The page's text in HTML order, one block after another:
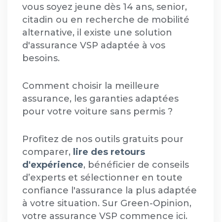
vous soyez jeune dès 14 ans, senior,
citadin ou en recherche de mobilité
alternative, il existe une solution
d'assurance VSP adaptée à vos
besoins.
Comment choisir la meilleure
assurance, les garanties adaptées
pour votre voiture sans permis ?
Profitez de nos outils gratuits pour
comparer, lire des retours
d'expérience, bénéficier de conseils
d’experts et sélectionner en toute
confiance l'assurance la plus adaptée
à votre situation. Sur Green-Opinion,
votre assurance VSP commence ici.